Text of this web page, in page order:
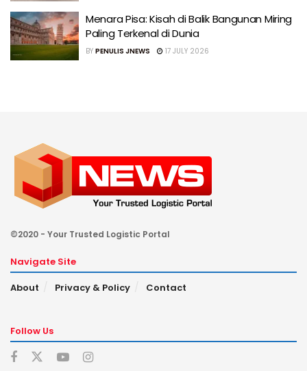
Menara Pisa: Kisah di Balik Bangunan Miring
Paling Terkenal di Dunia
BY PENULIS JNEWS 17 JULY 2026
©2020 - Your Trusted Logistic Portal
Navigate Site
About
Privacy & Policy Contact
Follow Us